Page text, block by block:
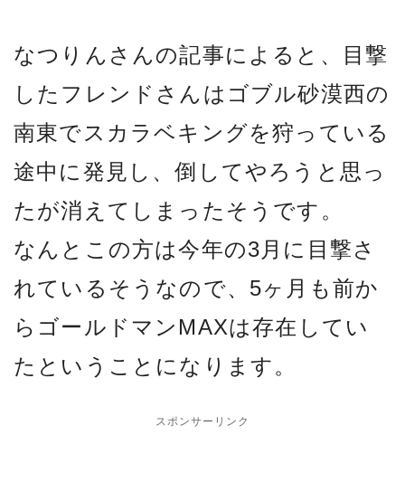
なつりんさんの記事によると、目撃
したフレンドさんはゴブル砂漠西の
南東でスカラベキングを狩っている
途中に発見し、倒してやろうと思っ
たが消えてしまったそうです。
なんとこの方は今年の3月に目撃さ
れているそうなので、5ヶ月も前か
らゴールドマンMAXは存在してい
たということになります。
スポンサーリンク